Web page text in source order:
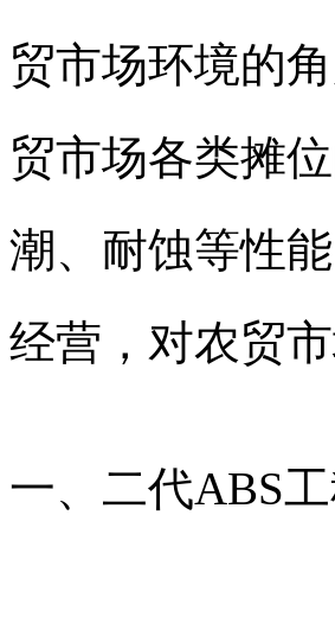
贸市场环境的
贸市场各类摊
潮、耐蚀等性
经营，对农贸
一、二代ABS